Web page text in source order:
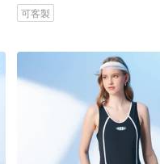
可客製